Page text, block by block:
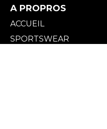
A PROPROS
ACCUEIL
SPORTSWEAR